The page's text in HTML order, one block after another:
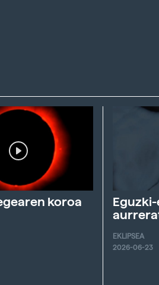
koroa
EKLIPSEA
2026-06-23